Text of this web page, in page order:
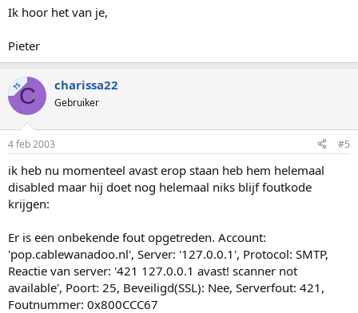
Ik hoor het van je,
Pieter
TSC charissa22
Gebruiker
4 feb 2003 #5
ik heb nu momenteel avast erop staan heb hem helemaal
disabled maar hij doet nog helemaal niks blijf foutkode
krijgen:
Er is een onbekende fout opgetreden. Account:
'pop.cablewanadoo.nl', Server: '127.0.0.1', Protocol: SMTP,
Reactie van server: '421 127.0.0.1 avast! scanner not
available', Poort: 25, Beveiligd(SSL): Nee, Serverfout: 421,
Foutnummer: 0x800CCC67